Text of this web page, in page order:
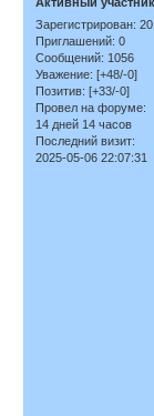
Зарегистрирован:
Приглашений: 0
Сообщений: 1056
Уважение: [+48/-0]
Позитив: [+33/-0]
Провел на форуме:
14 дней 14 часов
Последний визит:
2025-05-06 22:07:31